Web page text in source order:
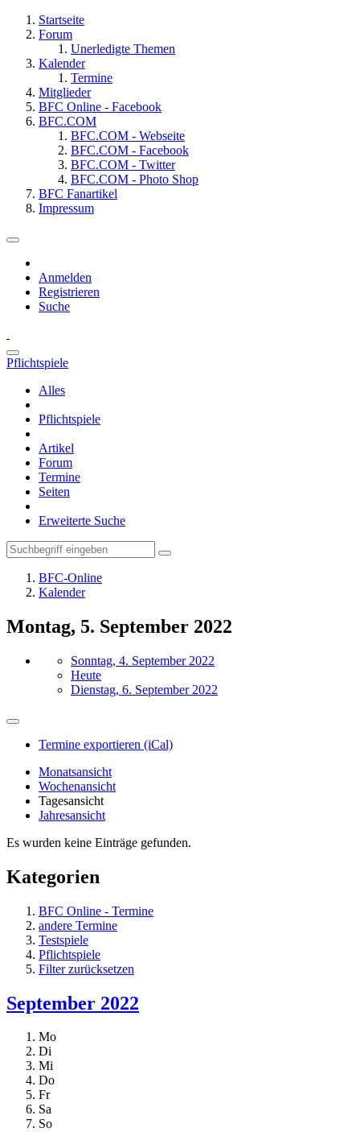
Startseite
Forum
Unerledigte Themen
Kalender
Termine
Mitglieder
BFC Online - Facebook
BFC.COM
BFC.COM - Webseite
BFC.COM - Facebook
BFC.COM - Twitter
BFC.COM - Photo Shop
BFC Fanartikel
Impressum
Anmelden
Registrieren
Suche
Pflichtspiele
Alles
Pflichtspiele
Artikel
Forum
Termine
Seiten
Erweiterte Suche
BFC-Online
Kalender
Montag, 5. September 2022
Sonntag, 4. September 2022
Heute
Dienstag, 6. September 2022
Termine exportieren (iCal)
Monatsansicht
Wochenansicht
Tagesansicht
Jahresansicht
Es wurden keine Einträge gefunden.
Kategorien
BFC Online - Termine
andere Termine
Testspiele
Pflichtspiele
Filter zurücksetzen
September 2022
Mo
Di
Mi
Do
Fr
Sa
So